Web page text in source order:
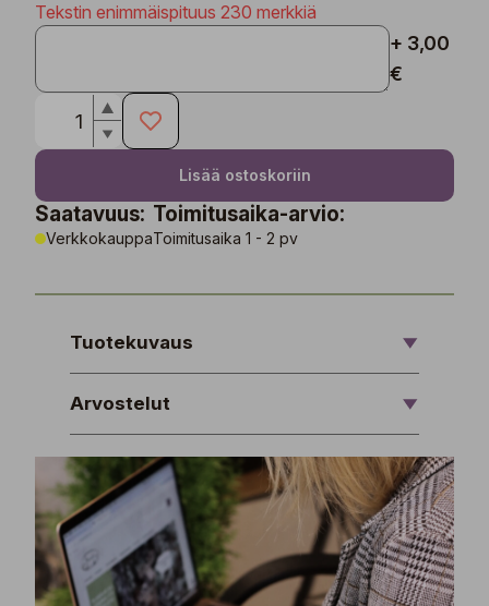
Tekstin enimmäispituus 230 merkkiä
+ 3,00
€
Lisää ostoskoriin
Saatavuus:
Verkkokauppa
Toimitusaika-arvio:
Toimitusaika 1 - 2 pv
Tuotekuvaus
Arvostelut